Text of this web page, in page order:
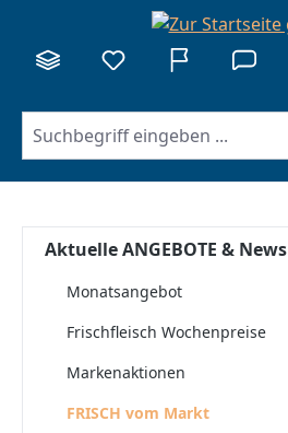
Aktuelle ANGEBOTE & News
Monatsangebot
Frischfleisch Wochenpreise
Markenaktionen
FRISCH vom Markt